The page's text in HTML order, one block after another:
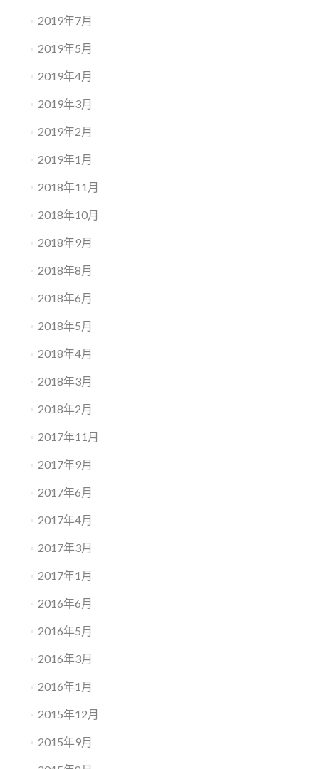
2019年7月
2019年5月
2019年4月
2019年3月
2019年2月
2019年1月
2018年11月
2018年10月
2018年9月
2018年8月
2018年6月
2018年5月
2018年4月
2018年3月
2018年2月
2017年11月
2017年9月
2017年6月
2017年4月
2017年3月
2017年1月
2016年6月
2016年5月
2016年3月
2016年1月
2015年12月
2015年9月